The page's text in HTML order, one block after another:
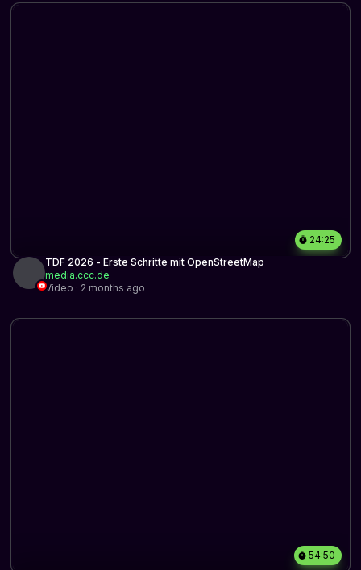
24:25
TDF 2026 - Erste Schritte mit OpenStreetMap
media.ccc.de
Video · 2 months ago
54:50